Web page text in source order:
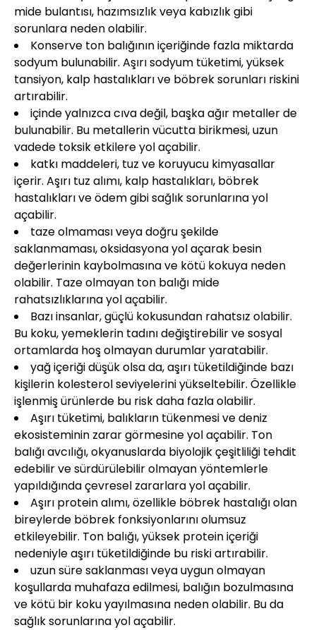
mide bulantısı, hazımsızlık veya kabızlık gibi
sorunlara neden olabilir.
Konserve ton balığının içeriğinde fazla miktarda
sodyum bulunabilir. Aşırı sodyum tüketimi, yüksek
tansiyon, kalp hastalıkları ve böbrek sorunları riskini
artırabilir.
içinde yalnızca cıva değil, başka ağır metaller de
bulunabilir. Bu metallerin vücutta birikmesi, uzun
vadede toksik etkilere yol açabilir.
katkı maddeleri, tuz ve koruyucu kimyasallar
içerir. Aşırı tuz alımı, kalp hastalıkları, böbrek
hastalıkları ve ödem gibi sağlık sorunlarına yol
açabilir.
taze olmaması veya doğru şekilde
saklanmaması, oksidasyona yol açarak besin
değerlerinin kaybolmasına ve kötü kokuya neden
olabilir. Taze olmayan ton balığı mide
rahatsızlıklarına yol açabilir.
Bazı insanlar, güçlü kokusundan rahatsız olabilir.
Bu koku, yemeklerin tadını değiştirebilir ve sosyal
ortamlarda hoş olmayan durumlar yaratabilir.
yağ içeriği düşük olsa da, aşırı tüketildiğinde bazı
kişilerin kolesterol seviyelerini yükseltebilir. Özellikle
işlenmiş ürünlerde bu risk daha fazla olabilir.
Aşırı tüketimi, balıkların tükenmesi ve deniz
ekosisteminin zarar görmesine yol açabilir. Ton
balığı avcılığı, okyanuslarda biyolojik çeşitliliği tehdit
edebilir ve sürdürülebilir olmayan yöntemlerle
yapıldığında çevresel zararlara yol açabilir.
Aşırı protein alımı, özellikle böbrek hastalığı olan
bireylerde böbrek fonksiyonlarını olumsuz
etkileyebilir. Ton balığı, yüksek protein içeriği
nedeniyle aşırı tüketildiğinde bu riski artırabilir.
uzun süre saklanması veya uygun olmayan
koşullarda muhafaza edilmesi, balığın bozulmasına
ve kötü bir koku yayılmasına neden olabilir. Bu da
sağlık sorunlarına yol açabilir.